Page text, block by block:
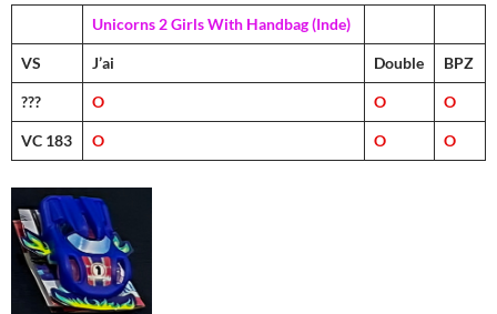
Unicorns 2 Girls With Handbag (Inde)
VS J’ai Double BPZ
??? O O O
VC 183 O O O